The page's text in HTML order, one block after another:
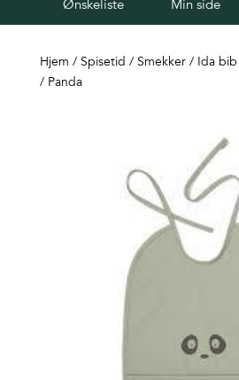
Ønskeliste Min side
Hjem / Spisetid / Smekker/ Ida bib
/ Panda